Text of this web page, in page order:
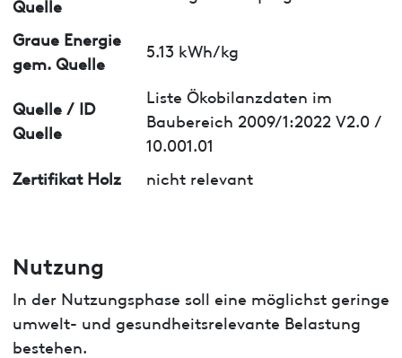
Quelle
Graue Energie
gem. Quelle
5.13 kWh/kg
Quelle / ID
Quelle
Liste Ökobilanzdaten im
Baubereich 2009/1:2022 V2.0 /
10.001.01
Zertifikat Holz
nicht relevant
Nutzung
In der Nutzungsphase soll eine möglichst geringe
umwelt- und gesundheitsrelevante Belastung
bestehen.